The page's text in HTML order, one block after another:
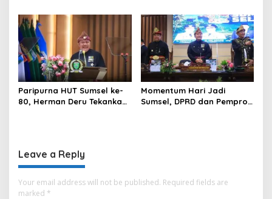
Banyuasin Bidik Produksi 1
Juta Ton
Gabah Sumsel Tembus 5
Juta Ton
Paripurna HUT Sumsel ke-
80, Herman Deru Tekankan
Momentum Hari Jadi
Sumsel, DPRD dan Pemprov
Leave a Reply
Your email address will not be published. Required fields are
marked *